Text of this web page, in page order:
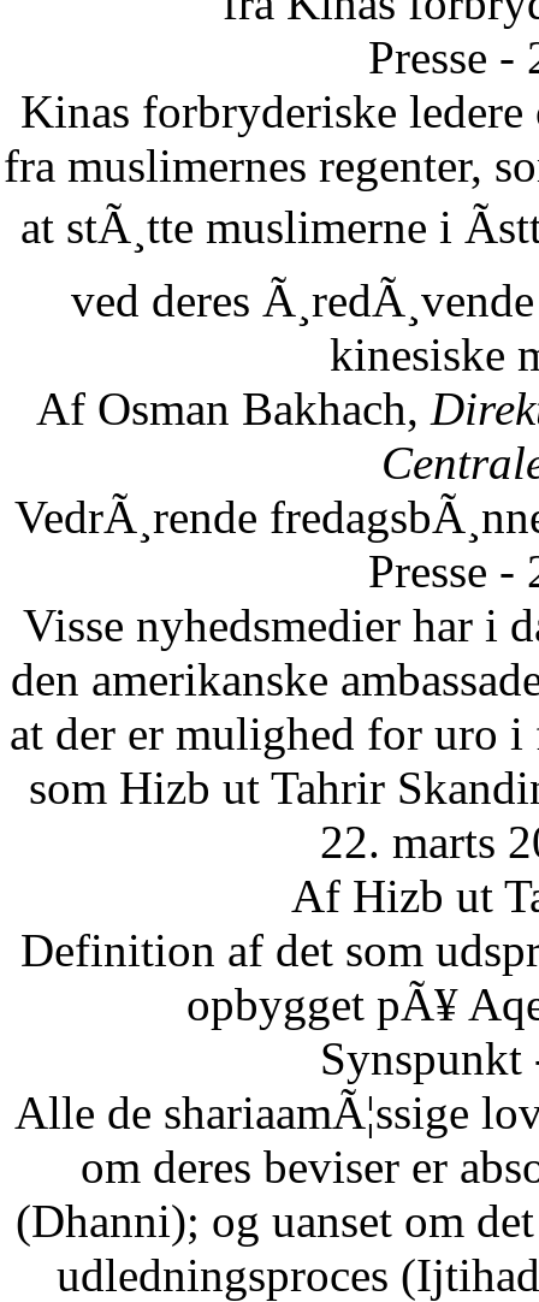
Presse -
Kinas forbryderiske ledere
fra muslimernes regenter,
at stÃ¸tte muslimerne i
ved deres
kinesiske
Af Osman Bakhach,
VedrÃ¸rende
Presse -
Visse nyhedsmedier har i
den amerikanske
at der er mulighed for uro i
som Hizb ut Tahrir
22. marts
Af Hizb ut
Definition af det som
opbygget pÃ¥
Synspunkt
Alle de shariaamÃ¦ssige
om deres beviser er
(Dhanni); og uanset om
udledningsproces